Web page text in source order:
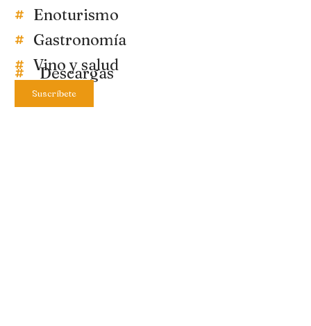
Enoturismo
Gastronomía
Vino y salud
Descargas
Suscríbete